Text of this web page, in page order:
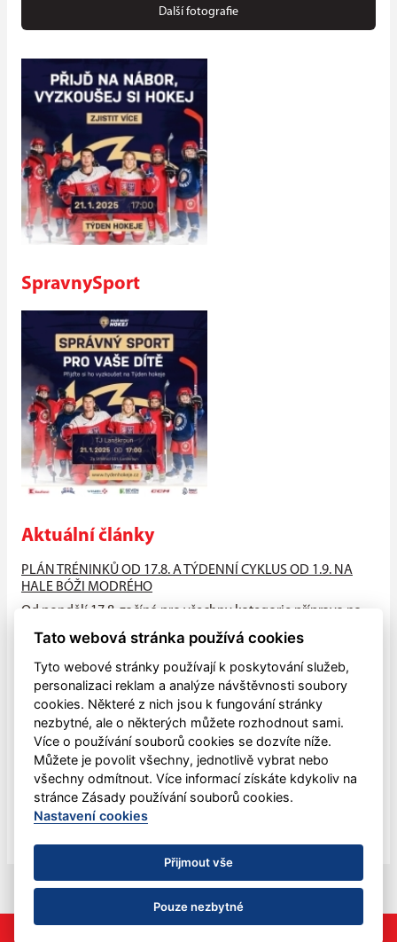
Další fotografie
SpravnySport
Aktuální články
PLÁN TRÉNINKŮ OD 17.8. A TÝDENNÍ CYKLUS OD 1.9. NA
HALE BÓŽI MODRÉHO
Od pondělí 17.8. začíná pro všechny kategorie příprava na
hale Bóži...
PŘIJĎTE MEZI NÁS!!
V pondělí 4.května zahájily všechny naše mládežnické
kategorie letní přípravu na sezónu 2026-2027, která bude
ukončena letním...
Dětský sportovní den
V sobotu 30. května mohli opět lanškrounské děti oslavit
svůj svátek pohybem.
Tato webová stránka používá cookies
Tyto webové stránky používají k poskytování služeb,
personalizaci reklam a analýze návštěvnosti soubory
cookies. Některé z nich jsou k fungování stránky
nezbytné, ale o některých můžete rozhodnout sami.
Více o používání souborů cookies se dozvíte níže.
Můžete je povolit všechny, jednotlivě vybrat nebo
všechny odmítnout. Více informací získáte kdykoliv na
stránce Zásady používání souborů cookies.
Nastavení cookies
Přijmout vše
Pouze nezbytné